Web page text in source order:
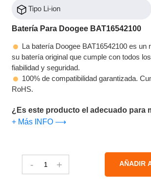
Tipo Li-ion
Batería Para Doogee BAT16542100
La batería Doogee BAT16542100 es un
su batería original que cumple con todos
fiabilidad y seguridad.
100% de compatibilidad garantizada.
RoHS.
¿Es este producto el adecuado para
+ Más INFO ⟶
- + AÑADIR